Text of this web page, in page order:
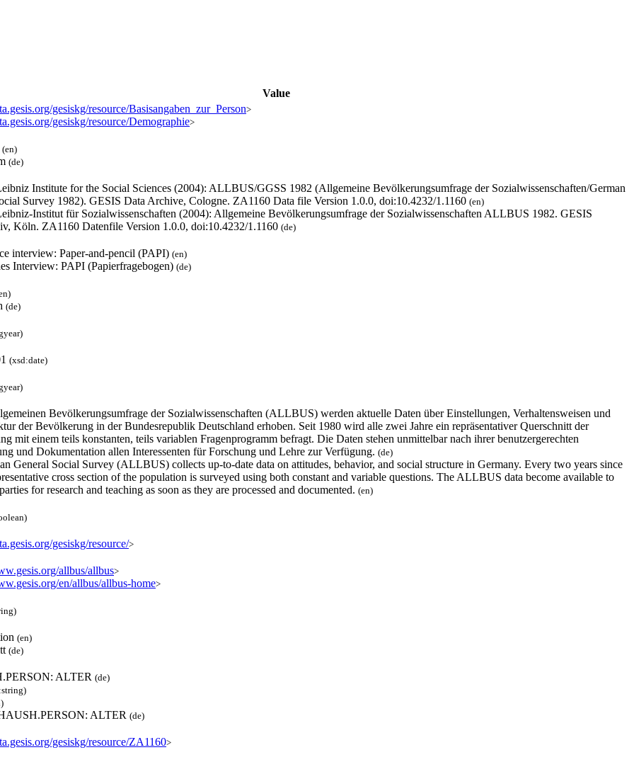
Value
gesiskg/resource/Basisangaben_zur_Person>
gesiskg/resource/Demographie>
(en)
(de)
Institute for the Social Sciences (2004): ALLBUS/GGSS 1982 (Allgemeine Bevölkerungsumfrage der Sozialwissenschaften/German
Survey 1982). GESIS Data Archive, Cologne. ZA1160 Data file Version 1.0.0, doi:10.4232/1.1160 (en)
Institut für Sozialwissenschaften (2004): Allgemeine Bevölkerungsumfrage der Sozialwissenschaften ALLBUS 1982. GESIS
Köln. ZA1160 Datenfile Version 1.0.0, doi:10.4232/1.1160 (de)
interview: Paper-and-pencil (PAPI) (en)
Interview: PAPI (Papierfragebogen) (de)
(de)
(xsd:date)
Bevölkerungsumfrage der Sozialwissenschaften (ALLBUS) werden aktuelle Daten über Einstellungen, Verhaltensweisen und
der Bevölkerung in der Bundesrepublik Deutschland erhoben. Seit 1980 wird alle zwei Jahre ein repräsentativer Querschnitt der
mit einem teils konstanten, teils variablen Fragenprogramm befragt. Die Daten stehen unmittelbar nach ihrer benutzergerechten
und Dokumentation allen Interessenten für Forschung und Lehre zur Verfügung. (de)
General Social Survey (ALLBUS) collects up-to-date data on attitudes, behavior, and social structure in Germany. Every two years since
cross section of the population is surveyed using both constant and variable questions. The ALLBUS data become available to
for research and teaching as soon as they are processed and documented. (en)
gesiskg/resource/>
allbus/allbus>
en/allbus/allbus-home>
(en)
(de)
ALTER (de)
ALTER (de)
gesiskg/resource/ZA1160>